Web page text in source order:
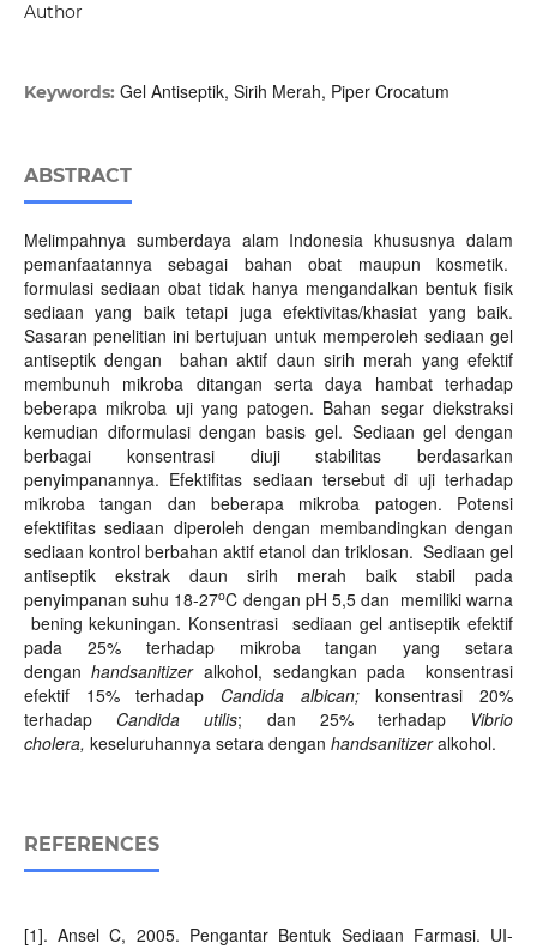
Author
Keywords: Gel Antiseptik, Sirih Merah, Piper Crocatum
ABSTRACT
Melimpahnya sumberdaya alam Indonesia khususnya dalam
pemanfaatannya sebagai bahan obat maupun kosmetik.
formulasi sediaan obat tidak hanya mengandalkan bentuk fisik
sediaan yang baik tetapi juga efektivitas/khasiat yang baik.
Sasaran penelitian ini bertujuan untuk memperoleh sediaan gel
antiseptik dengan bahan aktif daun sirih merah yang efektif
membunuh mikroba ditangan serta daya hambat terhadap
beberapa mikroba uji yang patogen. Bahan segar diekstraksi
kemudian diformulasi dengan basis gel. Sediaan gel dengan
berbagai konsentrasi diuji stabilitas berdasarkan
penyimpanannya. Efektifitas sediaan tersebut di uji terhadap
mikroba tangan dan beberapa mikroba patogen. Potensi
efektifitas sediaan diperoleh dengan membandingkan dengan
sediaan kontrol berbahan aktif etanol dan triklosan. Sediaan gel
antiseptik ekstrak daun sirih merah baik stabil pada
penyimpanan suhu 18-27oC dengan pH 5,5 dan memiliki warna
bening kekuningan. Konsentrasi sediaan gel antiseptik efektif
pada 25% terhadap mikroba tangan yang setara
denganhandsanitizeralkohol, sedangkan pada konsentrasi
efektif 15% terhadap Candida albican;konsentrasi 20%
terhadap Candida utilis; dan 25% terhadapVibrio
cholera, keseluruhannya setara dengan handsanitizeralkohol.
REFERENCES
[1]. Ansel C, 2005. Pengantar Bentuk Sediaan Farmasi. UI-